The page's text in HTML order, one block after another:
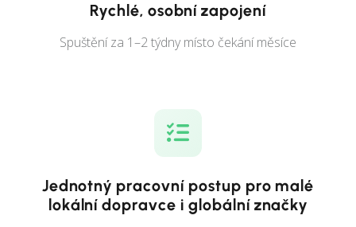
Rychlé, osobní zapojení
Spuštění za 1–2 týdny místo čekání měsíce
Jednotný pracovní postup pro malé
lokální dopravce i globální značky